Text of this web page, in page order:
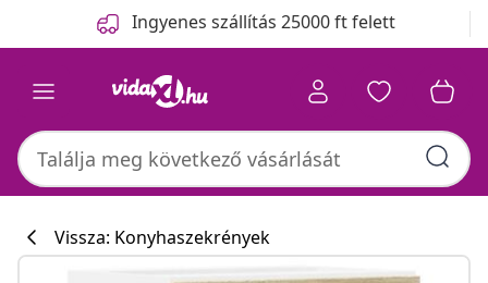
Ingyenes szállítás 25000 ft felett
Vissza: Konyhaszekrények